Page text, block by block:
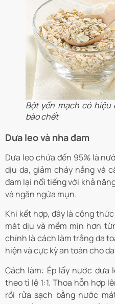
Bột yến mạch có hiệu
bào chết
Dưa leo và nha đam
Dưa leo chứa đến 95% là
dịu da, giảm cháy nắng và
đam lại nổi tiếng với khả
và ngăn ngừa mụn.
Khi kết hợp, đây là công
mát dịu và mềm mịn hơn
chính là cách làm trắng da
hiện và cực kỳ an toàn cho
Cách làm: Ép lấy nước dưa
theo tỉ lệ 1:1. Thoa hỗn hợp
rồi rửa sạch bằng nước